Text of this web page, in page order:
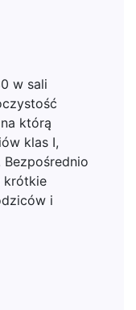
w sali
którą
klas I,
Bezpośrednio
krótkie
i